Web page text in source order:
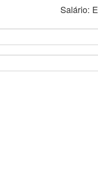
Salário: